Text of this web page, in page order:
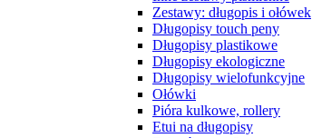
Zestawy: długopis i ołówek
Długopisy touch peny
Długopisy plastikowe
Długopisy ekologiczne
Długopisy wielofunkcyjne
Ołówki
Pióra kulkowe, rollery
Etui na długopisy